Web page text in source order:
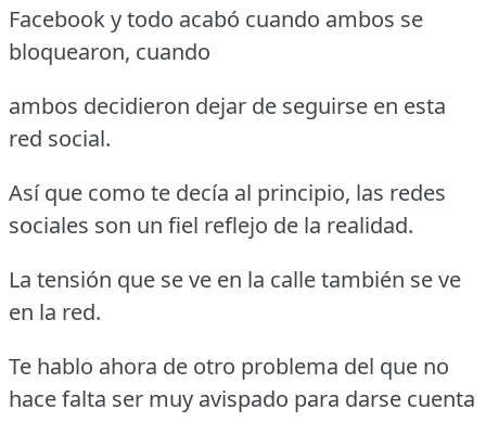
Facebook y todo acabó cuando ambos se
bloquearon, cuando
ambos decidieron dejar de seguirse en esta
red social.
Así que como te decía al principio, las redes
sociales son un fiel reflejo de la realidad.
La tensión que se ve en la calle también se ve
en la red.
Te hablo ahora de otro problema del que no
hace falta ser muy avispado para darse cuenta